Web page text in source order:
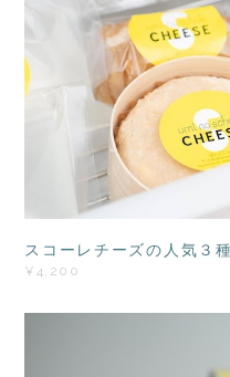
スコーレチーズの人気３
¥4,200